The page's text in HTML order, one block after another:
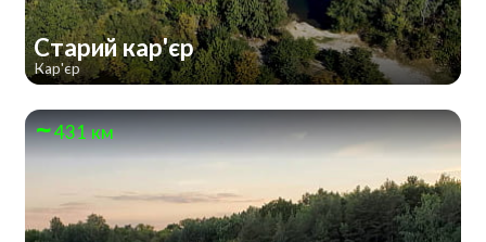
Старий кар'єр
Кар'єр
431 км